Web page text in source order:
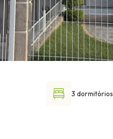
3 dormitórios